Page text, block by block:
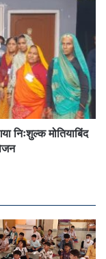
निःशुल्क मोतियाबिंद